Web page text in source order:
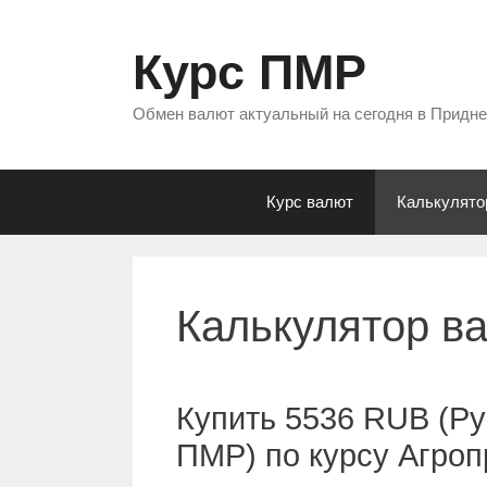
Курс ПМР
Обмен валют актуальный на сегодня в
Курс валют
Калькулятор
Купить 5536 RUB
ПМР) по курсу